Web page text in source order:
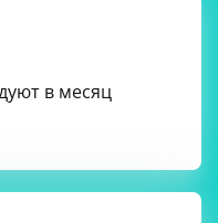
в месяц